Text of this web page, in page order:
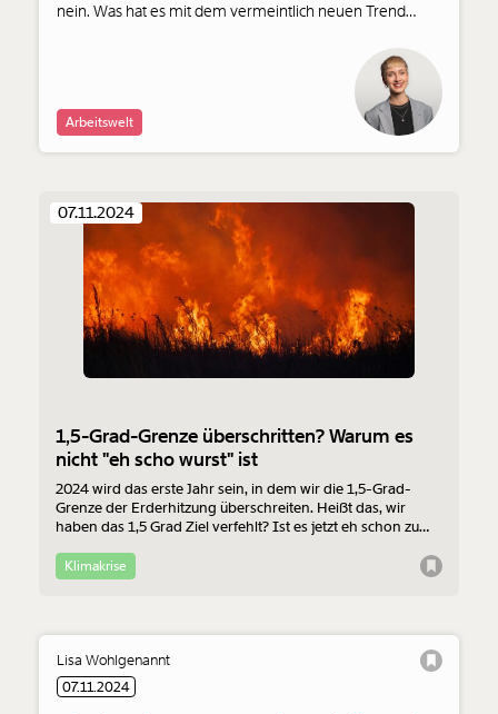
nein. Was hat es mit dem vermeintlich neuen Trend
Arbeitswelt
07.11.2024
1,5-Grad-Grenze überschritten? Warum es
nicht "eh scho wurst" ist
2024 wird das erste Jahr sein, in dem wir die 1,5-Grad-
Grenze der Erderhitzung überschreiten. Heißt das, wir
haben das 1,5 Grad Ziel verfehlt? Ist es jetzt eh schon zu
Klima trotzdem - oder gerade jetzt besonders - schützen
müssen.
Klimakrise
Lisa Wohlgenannt
07.11.2024